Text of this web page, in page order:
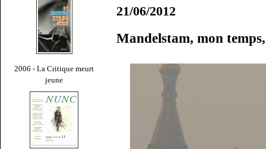
2006 - La Critique meurt
jeune
21/06/2012
Mandelstam, mon